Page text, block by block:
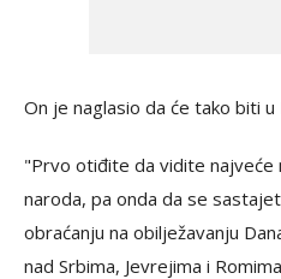
On je naglasio da će tako biti u
"Prvo otiđite da vidite
naroda, pa onda da se
obraćanju na obilježavanju
nad Srbima, Jevrejima i